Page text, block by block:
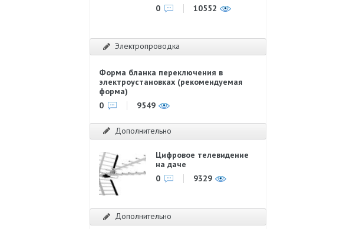
0
10552
Электропроводка
Форма бланка переключения в
электроустановках (рекомендуемая
форма)
0
9549
Дополнительно
Цифровое телевидение
на даче
0
9329
Дополнительно